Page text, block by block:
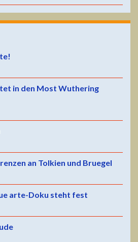
in den Most Wuthering
an Tolkien und Bruegel
arte-Doku steht fest